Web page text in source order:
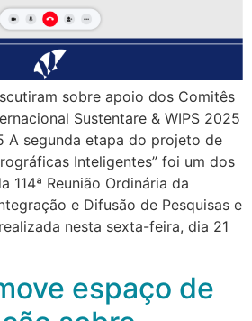
sobre apoio dos Comitês
Sustentare & WIPS 2025
A segunda etapa do projeto de
Inteligentes” foi um dos
114ª Reunião Ordinária da
e Difusão de Pesquisas e
nesta sexta-feira, dia 21
espaço de